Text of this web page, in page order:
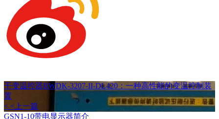
干变温控器BWDK-3207-II-DL420：一种高性能的变温控制装
置
< <上一篇
GSN1-10带电显示器简介